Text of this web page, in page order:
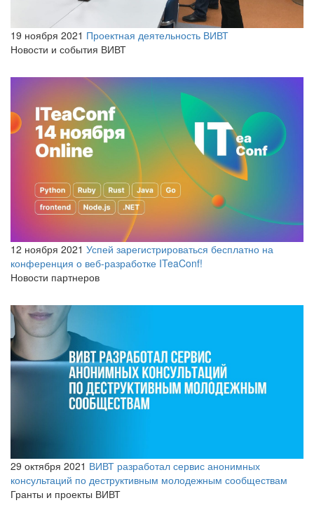
19 ноября 2021 Проектная деятельность ВИВТ
Новости и события ВИВТ
12 ноября 2021 Успей зарегистрироваться бесплатно на
конференция о веб-разработке ITeaConf!
Новости партнеров
29 октября 2021 ВИВТ разработал сервис анонимных
консультаций по деструктивным молодежным сообществам
Гранты и проекты ВИВТ